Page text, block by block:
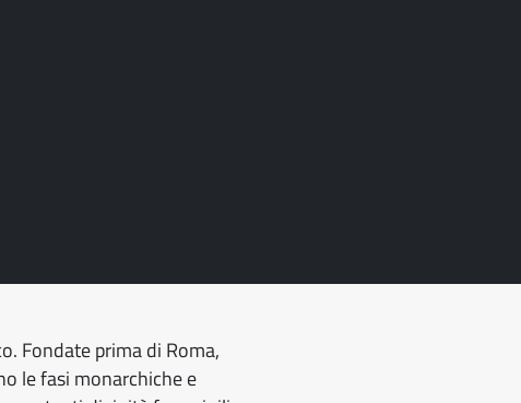
Fondate prima di Roma,
le fasi monarchiche e